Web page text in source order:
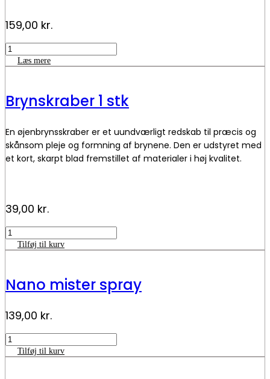
159,00 kr.
Brow
paste
-
Læs mere
Brynskraber 1 stk
En øjenbrynsskraber er et uundværligt redskab til præcis og
skånsom pleje og formning af brynene. Den er udstyret med
et kort, skarpt blad fremstillet af materialer i høj kvalitet.
39,00 kr.
Brynskraber
1
stk
Tilføj til kurv
Nano mister spray
139,00 kr.
Nano
mister
spray
Tilføj til kurv